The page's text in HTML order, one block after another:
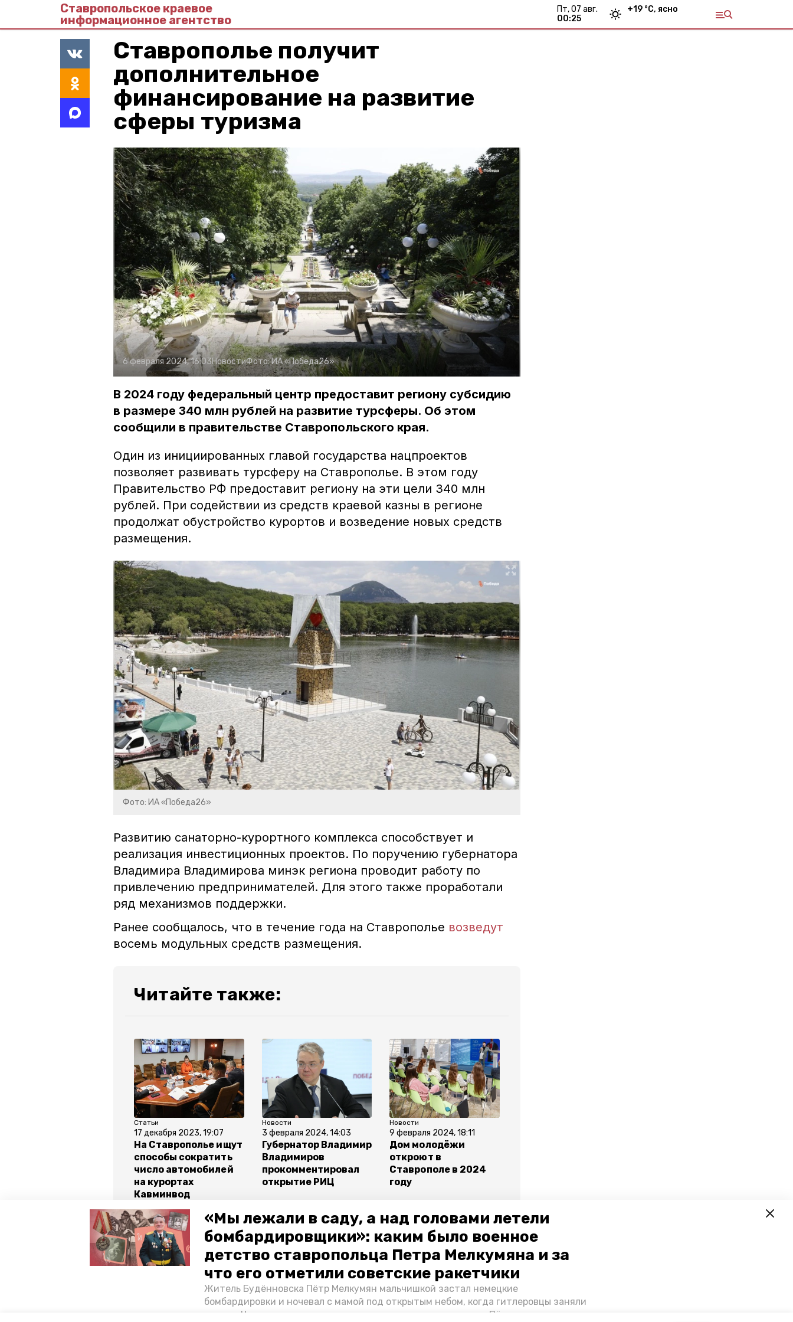
«Мы лежали в саду, а над головами летели
бомбардировщики»: каким было военное
детство ставропольца Петра Мелкумяна и за
что его отметили советские ракетчики
Житель Будённовска Пётр Мелкумян мальчишкой застал немецкие
бомбардировки и ночевал с мамой под открытым небом, когда гитлеровцы заняли
их дом. Чем запомнились эти дни, как выживали после и чем Пётр помог
Ставропольское краевое
информационное агентство
пт, 07 авг.
00:25
+19 °С, ясно
Ставрополье получит
дополнительное
финансирование на развитие
сферы туризма
6 февраля 2024, 16:03НовостиФото:ИА «Победа26»
В 2024 году федеральный центр предоставит региону субсидию
в размере 340 млн рублей на развитие турсферы. Об этом
сообщили в правительстве Ставропольского края.
Один из инициированных главой государства нацпроектов
позволяет развивать турсферу на Ставрополье. В этом году
Правительство РФ предоставит региону на эти цели 340 млн
рублей. При содействии из средств краевой казны в регионе
продолжат обустройство курортов и возведение новых средств
размещения.
Фото: ИА «Победа26»
Развитию санаторно-курортного комплекса способствует и
реализация инвестиционных проектов. По поручению губернатора
Владимира Владимирова минэк региона проводит работу по
привлечению предпринимателей. Для этого также проработали
ряд механизмов поддержки.
Ранее сообщалось, что в течение года на Ставрополье возведут
восемь модульных средств размещения.
Читайте также:
Статьи
17 декабря 2023, 19:07
На Ставрополье ищут
способы сократить
число автомобилей
на курортах
Кавминвод
Новости
3 февраля 2024, 14:03
Губернатор Владимир
Владимиров
прокомментировал
открытие РИЦ
Новости
9 февраля 2024, 18:11
Дом молодёжи
откроют в
Ставрополе в 2024
году
Все новости
ставропольский край владимир владимиров туризм инвестпроекты